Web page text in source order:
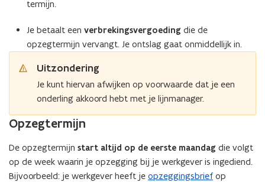
termijn.
Je betaalt een verbrekingsvergoeding die de
opzegtermijn vervangt. Je ontslag gaat onmiddellijk in.
Uitzondering
Je kunt hiervan afwijken op voorwaarde dat je een
onderling akkoord hebt met je lijnmanager.
Opzegtermijn
De opzegtermijn start altijd op de eerste maandag die volgt
op de week waarin je opzegging bij je werkgever is ingediend.
Bijvoorbeeld: je werkgever heeft je opzeggingsbriefop